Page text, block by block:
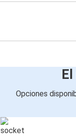
Opciones